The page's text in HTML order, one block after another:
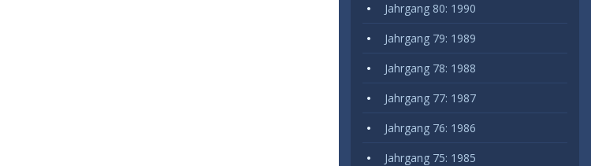
Jahrgang 80: 1990
Jahrgang 79: 1989
Jahrgang 78: 1988
Jahrgang 77: 1987
Jahrgang 76: 1986
Jahrgang 75: 1985